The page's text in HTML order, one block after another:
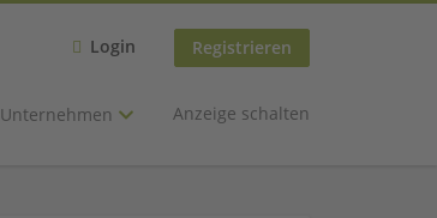
Login Registrieren
Unternehmen Anzeige schalten